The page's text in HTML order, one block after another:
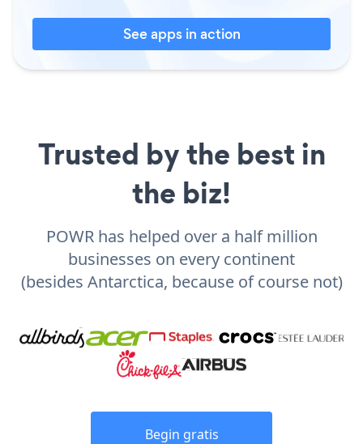
See apps in action
Trusted by the best in
the biz!
POWR has helped over a half million
businesses on every continent
(besides Antarctica, because of course not)
Begin gratis